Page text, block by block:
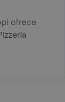
ofrece